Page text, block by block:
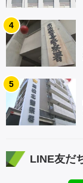
4
5
LINE友だ